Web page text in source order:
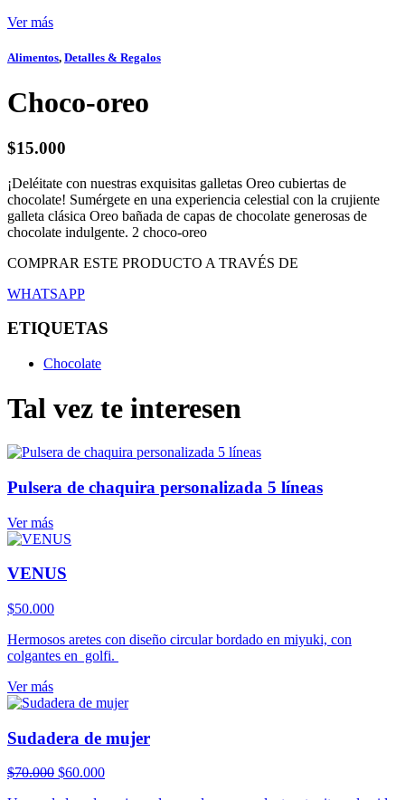
Ver más
Alimentos, Detalles & Regalos
Choco-oreo
$15.000
¡Deléitate con nuestras exquisitas galletas Oreo cubiertas de
chocolate! Sumérgete en una experiencia celestial con la crujiente
galleta clásica Oreo bañada de capas de chocolate generosas de
chocolate indulgente. 2 choco-oreo
COMPRAR ESTE PRODUCTO A TRAVÉS DE
WHATSAPP
ETIQUETAS
Chocolate
Tal vez te interesen
Pulsera de chaquira personalizada 5 líneas
Ver más
VENUS
$50.000
Hermosos aretes con diseño circular bordado en miyuki, con
colgantes en golfi.
Ver más
Sudadera de mujer
$70.000 El
$60.000El